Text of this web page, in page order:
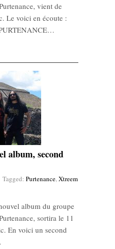
vient de
Le voici en écoute :
album, second
Tagged: Purtenance,Xtreem
album du groupe
sortira le 11
En voici un second